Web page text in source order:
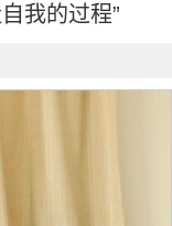
我的过程”